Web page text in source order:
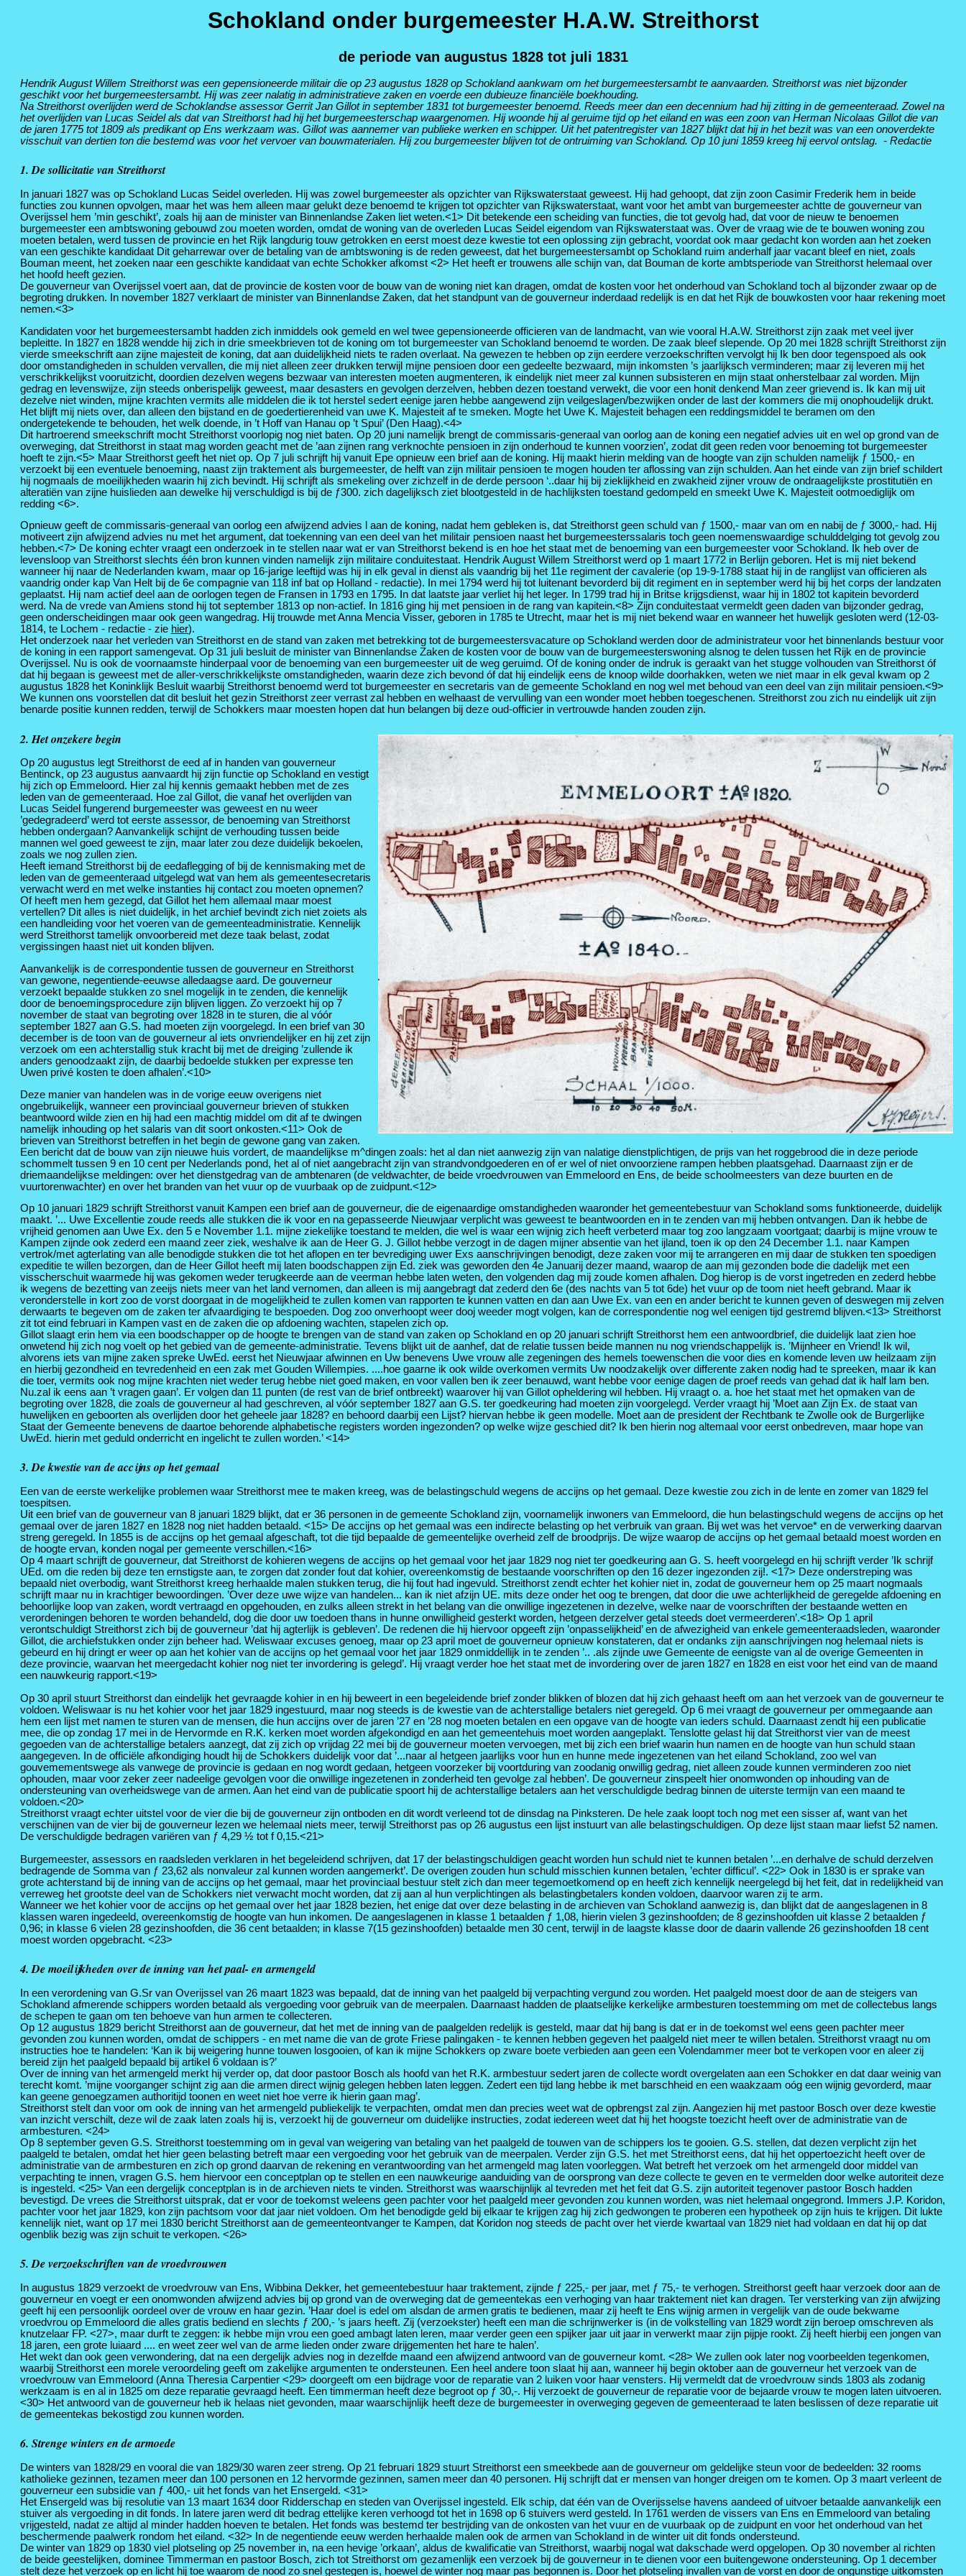
Schokland onder burgemeester H.A.W. Streithorst
de periode van augustus 1828 tot juli 1831
Hendrik August Willem Streithorst was een gepensioneerde militair die op 23 augustus 1828 op Schokland aankwam om het burgemeestersambt te aanvaarden. Streithorst was niet bijzonder
geschikt voor het burgemeestersambt. Hij was zeer nalatig in administratieve zaken en voerde een dubieuze financiële boekhouding.
Na Streithorst overlijden werd de Schoklandse assessor Gerrit Jan Gillot in september 1831 tot burgemeester benoemd. Reeds meer dan een decennium had hij zitting in de gemeenteraad. Zowel na
het overlijden van Lucas Seidel als dat van Streithorst had hij het burgemeesterschap waargenomen. Hij woonde hij al geruime tijd op het eiland en was een zoon van Herman Nicolaas Gillot die van
de jaren 1775 tot 1809 als predikant op Ens werkzaam was. Gillot was aannemer van publieke werken en schipper. Uit het patentregister van 1827 blijkt dat hij in het bezit was van een onoverdekte
visschuit van dertien ton die bestemd was voor het vervoer van bouwmaterialen. Hij zou burgemeester blijven tot de ontruiming van Schokland. Op 10 juni 1859 kreeg hij eervol ontslag. - Redactie
1. De sollicitatie van Streithorst
In januari 1827 was op Schokland Lucas Seidel overleden. Hij was zowel burgemeester als opzichter van Rijkswaterstaat geweest. Hij had gehoopt, dat zijn zoon Casimir Frederik hem in beide
functies zou kunnen opvolgen, maar het was hem alleen maar gelukt deze benoemd te krijgen tot opzichter van Rijkswaterstaat, want voor het ambt van burgemeester achtte de gouverneur van
Overijssel hem ’min geschikt’, zoals hij aan de minister van Binnenlandse Zaken liet weten.<1> Dit betekende een scheiding van functies, die tot gevolg had, dat voor de nieuw te benoemen
burgemeester een ambtswoning gebouwd zou moeten worden, omdat de woning van de overleden Lucas Seidel eigendom van Rijkswaterstaat was. Over de vraag wie de te bouwen woning zou
moeten betalen, werd tussen de provincie en het Rijk langdurig touw getrokken en eerst moest deze kwestie tot een oplossing zijn gebracht, voordat ook maar gedacht kon worden aan het zoeken
van een geschikte kandidaat Dit geharrewar over de betaling van de ambtswoning is de reden geweest, dat het burgemeestersambt op Schokland ruim anderhalf jaar vacant bleef en niet, zoals
Bouman meent, het zoeken naar een geschikte kandidaat van echte Schokker afkomst <2> Het heeft er trouwens alle schijn van, dat Bouman de korte ambtsperiode van Streithorst helemaal over
het hoofd heeft gezien.
De gouverneur van Overijssel voert aan, dat de provincie de kosten voor de bouw van de woning niet kan dragen, omdat de kosten voor het onderhoud van Schokland toch al bijzonder zwaar op de
begroting drukken. In november 1827 verklaart de minister van Binnenlandse Zaken, dat het standpunt van de gouverneur inderdaad redelijk is en dat het Rijk de bouwkosten voor haar rekening moet
nemen.<3>
Kandidaten voor het burgemeestersambt hadden zich inmiddels ook gemeld en wel twee gepensioneerde officieren van de landmacht, van wie vooral H.A.W. Streithorst zijn zaak met veel ijver
bepleitte. In 1827 en 1828 wendde hij zich in drie smeekbrieven tot de koning om tot burgemeester van Schokland benoemd te worden. De zaak bleef slepende. Op 20 mei 1828 schrijft Streithorst zijn
vierde smeekschrift aan zijne majesteit de koning, dat aan duidelijkheid niets te raden overlaat. Na gewezen te hebben op zijn eerdere verzoekschriften vervolgt hij Ik ben door tegenspoed als ook
door omstandigheden in schulden vervallen, die mij niet alleen zeer drukken terwijl mijne pensioen door een gedeelte bezwaard, mijn inkomsten ’s jaarlijksch verminderen; maar zij leveren mij het
verschrikkelijkst vooruitzicht, doordien dezelven wegens bezwaar van interesten moeten augmenteren, ik eindelijk niet meer zal kunnen subsisteren en mijn staat onherstelbaar zal worden. Mijn
gedrag en levenswijze, zijn steeds onberispelijk geweest, maar desasters en gevolgen derzelven, hebben dezen toestand verwekt, die voor een honit denkend Man zeer grievend is. Ik kan mij uit
dezelve niet winden, mijne krachten vermits alle middelen die ik tot herstel sedert eenige jaren hebbe aangewend zijn veilgeslagen/bezwijken onder de last der kommers die mij onophoudelijk drukt.
Het blijft mij niets over, dan alleen den bijstand en de goedertierenheid van uwe K. Majesteit af te smeken. Mogte het Uwe K. Majesteit behagen een reddingsmiddel te beramen om den
ondergetekende te behouden, het welk doende, in ’t Hoff van Hanau op ’t Spui’ (Den Haag).<4>
Dit hartroerend smeekschrift mocht Streithorst voorlopig nog niet baten. Op 20 juni namelijk brengt de commissaris-generaal van oorlog aan de koning een negatief advies uit en wel op grond van de
overweging, dat Streithorst in staat mag worden geacht met de ’aan zijnen rang verknochte pensioen in zijn onderhoud te kunnen voorzien’, zodat dit geen reden voor benoeming tot burgemeester
hoeft te zijn.<5> Maar Streithorst geeft het niet op. Op 7 juli schrijft hij vanuit Epe opnieuw een brief aan de koning. Hij maakt hierin melding van de hoogte van zijn schulden namelijk ƒ 1500,- en
verzoekt bij een eventuele benoeming, naast zijn traktement als burgemeester, de helft van zijn militair pensioen te mogen houden ter aflossing van zijn schulden. Aan het einde van zijn brief schildert
hij nogmaals de moeilijkheden waarin hij zich bevindt. Hij schrijft als smekeling over zichzelf in de derde persoon ‘..daar hij bij zieklijkheid en zwakheid zijner vrouw de ondraagelijkste prostitutiën en
alteratiën van zijne huislieden aan dewelke hij verschuldigd is bij de ƒ300. zich dagelijksch ziet blootgesteld in de hachlijksten toestand gedompeld en smeekt Uwe K. Majesteit ootmoediglijk om
redding <6>.
Opnieuw geeft de commissaris-generaal van oorlog een afwijzend advies l aan de koning, nadat hem gebleken is, dat Streithorst geen schuld van ƒ 1500,- maar van om en nabij de ƒ 3000,- had. Hij
motiveert zijn afwijzend advies nu met het argument, dat toekenning van een deel van het militair pensioen naast het burgemeesterssalaris toch geen noemenswaardige schulddelging tot gevolg zou
hebben.<7> De koning echter vraagt een onderzoek in te stellen naar wat er van Streithorst bekend is en hoe het staat met de benoeming van een burgemeester voor Schokland. Ik heb over de
levensloop van Streithorst slechts één bron kunnen vinden namelijk zijn militaire conduitestaat. Hendrik August Willem Streithorst werd op 1 maart 1772 in Berlijn geboren. Het is mij niet bekend
wanneer hij naar de Nederlanden kwam, maar op 16-jarige leeftijd was hij in elk geval in dienst als vaandrig bij het 11e regiment der cavalerie (op 19-9-1788 staat hij in de ranglijst van officieren als
vaandrig onder kap Van Helt bij de 6e compagnie van 118 inf bat op Holland - redactie). In mei 1794 werd hij tot luitenant bevorderd bij dit regiment en in september werd hij bij het corps der landzaten
geplaatst. Hij nam actief deel aan de oorlogen tegen de Fransen in 1793 en 1795. In dat laatste jaar verliet hij het leger. In 1799 trad hij in Britse krijgsdienst, waar hij in 1802 tot kapitein bevorderd
werd. Na de vrede van Amiens stond hij tot september 1813 op non-actief. In 1816 ging hij met pensioen in de rang van kapitein.<8> Zijn conduitestaat vermeldt geen daden van bijzonder gedrag,
geen onderscheidingen maar ook geen wangedrag. Hij trouwde met Anna Mencia Visser, geboren in 1785 te Utrecht, maar het is mij niet bekend waar en wanneer het huwelijk gesloten werd (12-03-
1814, te Lochem - redactie - zie hier).
Het onderzoek naar het verleden van Streithorst en de stand van zaken met betrekking tot de burgemeestersvacature op Schokland werden door de administrateur voor het binnenlands bestuur voor
de koning in een rapport samengevat. Op 31 juli besluit de minister van Binnenlandse Zaken de kosten voor de bouw van de burgemeesterswoning alsnog te delen tussen het Rijk en de provincie
Overijssel. Nu is ook de voornaamste hinderpaal voor de benoeming van een burgemeester uit de weg geruimd. Of de koning onder de indruk is geraakt van het stugge volhouden van Streithorst óf
dat hij begaan is geweest met de aller-verschrikkelijkste omstandigheden, waarin deze zich bevond óf dat hij eindelijk eens de knoop wilde doorhakken, weten we niet maar in elk geval kwam op 2
augustus 1828 het Koninklijk Besluit waarbij Streithorst benoemd werd tot burgemeester en secretaris van de gemeente Schokland en nog wel met behoud van een deel van zijn militair pensioen.<9>
We kunnen ons voorstellen dat dit besluit het gezin Streithorst zeer verrast zal hebben en welhaast de vervulling van een wonder moet hebben toegeschenen. Streithorst zou zich nu eindelijk uit zijn
benarde positie kunnen redden, terwijl de Schokkers maar moesten hopen dat hun belangen bij deze oud-officier in vertrouwde handen zouden zijn.
2. Het onzekere begin
Op 20 augustus legt Streithorst de eed af in handen van gouverneur
Bentinck, op 23 augustus aanvaardt hij zijn functie op Schokland en vestigt
hij zich op Emmeloord. Hier zal hij kennis gemaakt hebben met de zes
leden van de gemeenteraad. Hoe zal Gillot, die vanaf het overlijden van
Lucas Seidel fungerend burgemeester was geweest en nu weer
’gedegradeerd’ werd tot eerste assessor, de benoeming van Streithorst
hebben ondergaan? Aanvankelijk schijnt de verhouding tussen beide
mannen wel goed geweest te zijn, maar later zou deze duidelijk bekoelen,
zoals we nog zullen zien.
Heeft iemand Streithorst bij de eedaflegging of bij de kennismaking met de
leden van de gemeenteraad uitgelegd wat van hem als gemeentesecretaris
verwacht werd en met welke instanties hij contact zou moeten opnemen?
Of heeft men hem gezegd, dat Gillot het hem allemaal maar moest
vertellen? Dit alles is niet duidelijk, in het archief bevindt zich niet zoiets als
een handleiding voor het voeren van de gemeenteadministratie. Kennelijk
werd Streithorst tamelijk onvoorbereid met deze taak belast, zodat
vergissingen haast niet uit konden blijven.
Aanvankelijk is de correspondentie tussen de gouverneur en Streithorst
van gewone, negentiende-eeuwse alledaagse aard. De gouverneur
verzoekt bepaalde stukken zo snel mogelijk in te zenden, die kennelijk
door de benoemingsprocedure zijn blijven liggen. Zo verzoekt hij op 7
november de staat van begroting over 1828 in te sturen, die al vóór
september 1827 aan G.S. had moeten zijn voorgelegd. In een brief van 30
december is de toon van de gouverneur al iets onvriendelijker en hij zet zijn
verzoek om een achterstallig stuk kracht bij met de dreiging ’zullende ik
anders genoodzaakt zijn, de daarbij bedoelde stukken per expresse ten
Uwen privé kosten te doen afhalen’.<10>
Deze manier van handelen was in de vorige eeuw overigens niet
ongebruikelijk, wanneer een provinciaal gouverneur brieven of stukken
beantwoord wilde zien en hij had een machtig middel om dit af te dwingen
namelijk inhouding op het salaris van dit soort onkosten.<11> Ook de
brieven van Streithorst betreffen in het begin de gewone gang van zaken.
Een bericht dat de bouw van zijn nieuwe huis vordert, de maandelijkse m^dingen zoals: het al dan niet aanwezig zijn van nalatige dienstplichtigen, de prijs van het roggebrood die in deze periode
schommelt tussen 9 en 10 cent per Nederlands pond, het al of niet aangebracht zijn van strandvondgoederen en of er wel of niet onvoorziene rampen hebben plaatsgehad. Daarnaast zijn er de
driemaandelijkse meldingen: over het dienstgedrag van de ambtenaren (de veldwachter, de beide vroedvrouwen van Emmeloord en Ens, de beide schoolmeesters van deze buurten en de
vuurtorenwachter) en over het branden van het vuur op de vuurbaak op de zuidpunt.<12>
Op 10 januari 1829 schrijft Streithorst vanuit Kampen een brief aan de gouverneur, die de eigenaardige omstandigheden waaronder het gemeentebestuur van Schokland soms funktioneerde, duidelijk
maakt. ’... Uwe Excellentie zoude reeds alle stukken die ik voor en na gepasseerde Nieuwjaar verplicht was geweest te beantwoorden en in te zenden van mij hebben ontvangen. Dan ik hebbe de
vrijheid genomen aan Uwe Ex. den 5 e November 1.1. mijne ziekelijke toestand te melden, die wel is waar een wijnig zich heeft verbeterd maar tog zoo langzaam voortgaat; daarbij is mijne vrouw te
Kampen zijnde ook zederd een maand zeer ziek, weshalve ik aan de Heer G. J. Gillot hebbe verzogt in de dagen mijner absentie van het ijland, toen ik op den 24 December 1.1. naar Kampen
vertrok/met agterlating van alle benodigde stukken die tot het aflopen en ter bevrediging uwer Exs aanschrijvingen benodigt, deze zaken voor mij te arrangeren en mij daar de stukken ten spoedigen
expeditie te willen bezorgen, dan de Heer Gillot heeft mij laten boodschappen zijn Ed. ziek was geworden den 4e Januarij dezer maand, waarop de aan mij gezonden bode die dadelijk met een
visscherschuit waarmede hij was gekomen weder terugkeerde aan de veerman hebbe laten weten, den volgenden dag mij zoude komen afhalen. Dog hierop is de vorst ingetreden en zederd hebbe
ik wegens de bezetting van zeeijs niets meer van het land vernomen, dan alleen is mij aangebragt dat zederd den 6e (des nachts van 5 tot 6de) het vuur op de toom niet heeft gebrand. Maar ik
veronderstelle in kort zoo de vorst doorgaat in de mogelijkheid te zullen komen van rapporten te kunnen vatten en dan aan Uwe Ex. van een en ander bericht te kunnen geven of deswegen mij zelven
derwaarts te begeven om de zaken ter afvaardiging te bespoeden. Dog zoo onverhoopt weer dooj weeder mogt volgen, kan de correspondentie nog wel eenigen tijd gestremd blijven.<13> Streithorst
zit tot eind februari in Kampen vast en de zaken die op afdoening wachten, stapelen zich op.
Gillot slaagt erin hem via een boodschapper op de hoogte te brengen van de stand van zaken op Schokland en op 20 januari schrijft Streithorst hem een antwoordbrief, die duidelijk laat zien hoe
onwetend hij zich nog voelt op het gebied van de gemeente-administratie. Tevens blijkt uit de aanhef, dat de relatie tussen beide mannen nu nog vriendschappelijk is. ’Mijnheer en Vriend! Ik wil,
alvorens iets van mijne zaken spreke UwEd. eerst het Nieuwjaar afwinnen en Uw benevens Uwe vrouw alle zegeningen des hemels toewenschen die voor dies en komende leven uw heilzaam zijn
en hierbij gezondheid en tevredenheid en een zak met Gouden Willempies. ....hoe gaarne ik ook wilde overkomen vermits Uw noodzakelijk over differente zaken nodig had te spreeken, maar ik kan
die toer, vermits ook nog mijne krachten niet weder terug hebbe niet goed maken, en voor vallen ben ik zeer benauwd, want hebbe voor eenige dagen de proef reeds van gehad dat ik half lam ben.
Nu.zal ik eens aan ’t vragen gaan’. Er volgen dan 11 punten (de rest van de brief ontbreekt) waarover hij van Gillot opheldering wil hebben. Hij vraagt o. a. hoe het staat met het opmaken van de
begroting over 1828, die zoals de gouverneur al had geschreven, al vóór september 1827 aan G.S. ter goedkeuring had moeten zijn voorgelegd. Verder vraagt hij ’Moet aan Zijn Ex. de staat van
huwelijken en geboorten als overlijden door het geheele jaar 1828? en behoord daarbij een Lijst? hiervan hebbe ik geen modelle. Moet aan de president der Rechtbank te Zwolle ook de Burgerlijke
Staat der Gemeente benevens de daartoe behorende alphabetische registers worden ingezonden? op welke wijze geschied dit? Ik ben hierin nog altemaal voor eerst onbedreven, maar hope van
UwEd. hierin met geduld onderricht en ingelicht te zullen worden.’ <14>
3. De kwestie van de accijns op het gemaal
Een van de eerste werkelijke problemen waar Streithorst mee te maken kreeg, was de belastingschuld wegens de accijns op het gemaal. Deze kwestie zou zich in de lente en zomer van 1829 fel
toespitsen.
Uit een brief van de gouverneur van 8 januari 1829 blijkt, dat er 36 personen in de gemeente Schokland zijn, voornamelijk inwoners van Emmeloord, die hun belastingschuld wegens de accijns op het
gemaal over de jaren 1827 en 1828 nog niet hadden betaald. <15> De accijns op het gemaal was een indirecte belasting op het verbruik van graan. Bij wet was het vervoe* en de verwerking daarvan
streng geregeld. In 1855 is de accijns op het gemaal afgeschaft, tot die tijd bepaalde de gemeentelijke overheid zelf de broodprijs. De wijze waarop de accijns op het gemaal betaald moest worden en
de hoogte ervan, konden nogal per gemeente verschillen.<16>
Op 4 maart schrijft de gouverneur, dat Streithorst de kohieren wegens de accijns op het gemaal voor het jaar 1829 nog niet ter goedkeuring aan G. S. heeft voorgelegd en hij schrijft verder ’Ik schrijf
UEd. om die reden bij deze ten ernstigste aan, te zorgen dat zonder fout dat kohier, overeenkomstig de bestaande voorschriften op den 16 dezer ingezonden zij!. <17> Deze onderstreping was
bepaald niet overbodig, want Streithorst kreeg herhaalde malen stukken terug, die hij fout had ingevuld. Streithorst zendt echter het kohier niet in, zodat de gouverneur hem op 25 maart nogmaals
schrijft maar nu in krachtiger bewoordingen. ’Over deze uwe wijze van handelen... kan ik niet afzijn UE. mits deze onder het oog te brengen, dat door die uwe achterlijkheid de geregelde afdoening en
behoorlijke loop van zaken, wordt vertraagd en opgehouden, en zulks alleen strekt in het belang van die onwillige ingezetenen in dezelve, welke naar de voorschriften der bestaande wetten en
verordeningen behoren te worden behandeld, dog die door uw toedoen thans in hunne onwilligheid gesterkt worden, hetgeen derzelver getal steeds doet vermeerderen’.<18> Op 1 april
verontschuldigt Streithorst zich bij de gouverneur ’dat hij agterlijk is gebleven’. De redenen die hij hiervoor opgeeft zijn ’onpasselijkheid’ en de afwezigheid van enkele gemeenteraadsleden, waaronder
Gillot, die archiefstukken onder zijn beheer had. Weliswaar excuses genoeg, maar op 23 april moet de gouverneur opnieuw konstateren, dat er ondanks zijn aanschrijvingen nog helemaal niets is
gebeurd en hij dringt er weer op aan het kohier van de accijns op het gemaal voor het jaar 1829 onmiddellijk in te zenden ’.. .als zijnde uwe Gemeente de eenigste van al de overige Gemeenten in
deze provincie, waarvan het meergedacht kohier nog niet ter invordering is gelegd’. Hij vraagt verder hoe het staat met de invordering over de jaren 1827 en 1828 en eist voor het eind van de maand
een nauwkeurig rapport.<19>
Op 30 april stuurt Streithorst dan eindelijk het gevraagde kohier in en hij beweert in een begeleidende brief zonder blikken of blozen dat hij zich gehaast heeft om aan het verzoek van de gouverneur te
voldoen. Weliswaar is nu het kohier voor het jaar 1829 ingestuurd, maar nog steeds is de kwestie van de achterstallige betalers niet geregeld. Op 6 mei vraagt de gouverneur per ommegaande aan
hem een lijst met namen te sturen van de mensen, die hun accijns over de jaren ’27 en ’28 nog moeten betalen en een opgave van de hoogte van ieders schuld. Daarnaast zendt hij een publicatie
mee, die op zondag 17 mei in de Hervormde en R.K. kerken moet worden afgekondigd en aan het gemeentehuis moet worden aangeplakt. Tenslotte gelast hij dat Streithorst vier van de meest
gegoeden van de achterstallige betalers aanzegt, dat zij zich op vrijdag 22 mei bij de gouverneur moeten vervoegen, met bij zich een brief waarin hun namen en de hoogte van hun schuld staan
aangegeven. In de officiële afkondiging houdt hij de Schokkers duidelijk voor dat ’...naar al hetgeen jaarlijks voor hun en hunne mede ingezetenen van het eiland Schokland, zoo wel van
gouvemementswege als vanwege de provincie is gedaan en nog wordt gedaan, hetgeen voorzeker bij voortduring van zoodanig onwillig gedrag, niet alleen zoude kunnen verminderen zoo niet
ophouden, maar voor zeker zeer nadeelige gevolgen voor die onwillige ingezetenen in zonderheid ten gevolge zal hebben’. De gouverneur zinspeelt hier onomwonden op inhouding van de
ondersteuning van overheidswege van de armen. Aan het eind van de publicatie spoort hij de achterstallige betalers aan het verschuldigde bedrag binnen de uiterste termijn van een maand te
voldoen.<20>
Streithorst vraagt echter uitstel voor de vier die bij de gouverneur zijn ontboden en dit wordt verleend tot de dinsdag na Pinksteren. De hele zaak loopt toch nog met een sisser af, want van het
verschijnen van de vier bij de gouverneur lezen we helemaal niets meer, terwijl Streithorst pas op 26 augustus een lijst instuurt van alle belastingschuldigen. Op deze lijst staan maar liefst 52 namen.
De verschuldigde bedragen variëren van ƒ 4,29 ½ tot f 0,15.<21>
Burgemeester, assessors en raadsleden verklaren in het begeleidend schrijven, dat 17 der belastingschuldigen geacht worden hun schuld niet te kunnen betalen ’...en derhalve de schuld derzelven
bedragende de Somma van ƒ 23,62 als nonvaleur zal kunnen worden aangemerkt’. De overigen zouden hun schuld misschien kunnen betalen, ’echter difficul’. <22> Ook in 1830 is er sprake van
grote achterstand bij de inning van de accijns op het gemaal, maar het provinciaal bestuur stelt zich dan meer tegemoetkomend op en heeft zich kennelijk neergelegd bij het feit, dat in redelijkheid van
verreweg het grootste deel van de Schokkers niet verwacht mocht worden, dat zij aan al hun verplichtingen als belastingbetalers konden voldoen, daarvoor waren zij te arm.
Wanneer we het kohier voor de accijns op het gemaal over het jaar 1828 bezien, het enige dat over deze belasting in de archieven van Schokland aanwezig is, dan blijkt dat de aangeslagenen in 8
klassen waren ingedeeld, overeenkomstig de hoogte van hun inkomen. De aangeslagenen in klasse 1 betaalden ƒ 1,08, hierin vielen 3 gezinshoofden; de 8 gezinshoofden uit klasse 2 betaalden ƒ
0,96; in klasse 6 vielen 28 gezinshoofden, die 36 cent betaalden; in klasse 7(15 gezinshoofden) betaalde men 30 cent, terwijl in de laagste klasse door de daarin vallende 26 gezinshoofden 18 cent
moest worden opgebracht. <23>
4. De moeilijkheden over de inning van het paal- en armengeld
In een verordening van G.Sr van Overijssel van 26 maart 1823 was bepaald, dat de inning van het paalgeld bij verpachting vergund zou worden. Het paalgeld moest door de aan de steigers van
Schokland afmerende schippers worden betaald als vergoeding voor gebruik van de meerpalen. Daarnaast hadden de plaatselijke kerkelijke armbesturen toestemming om met de collectebus langs
de schepen te gaan om ten behoeve van hun armen te collecteren.
Op 12 augustus 1829 bericht Streithorst aan de gouverneur, dat het met de inning van de paalgelden redelijk is gesteld, maar dat hij bang is dat er in de toekomst wel eens geen pachter meer
gevonden zou kunnen worden, omdat de schippers - en met name die van de grote Friese palingaken - te kennen hebben gegeven het paalgeld niet meer te willen betalen. Streithorst vraagt nu om
instructies hoe te handelen: ‘Kan ik bij weigering hunne touwen losgooien, of kan ik mijne Schokkers op zware boete verbieden aan geen een Volendammer meer bot te verkopen voor en aleer zij
bereid zijn het paalgeld bepaald bij artikel 6 voldaan is?’
Over de inning van het armengeld merkt hij verder op, dat door pastoor Bosch als hoofd van het R.K. armbestuur sedert jaren de collecte wordt overgelaten aan een Schokker en dat daar weinig van
terecht komt. ’mijne voorganger schijnt zig aan die armen direct wijnig gelegen hebben laten leggen. Zedert een tijd lang hebbe ik met barschheid en een waakzaam oóg een wijnig gevorderd, maar
kan geene genoegzamen authoritijd toonen en weet niet hoe verre ik hierin gaan mag’.
Streithorst stelt dan voor om ook de inning van het armengeld publiekelijk te verpachten, omdat men dan precies weet wat de opbrengst zal zijn. Aangezien hij met pastoor Bosch over deze kwestie
van inzicht verschilt, deze wil de zaak laten zoals hij is, verzoekt hij de gouverneur om duidelijke instructies, zodat iedereen weet dat hij het hoogste toezicht heeft over de administratie van de
armbesturen. <24>
Op 8 september geven G.S. Streithorst toestemming om in geval van weigering van betaling van het paalgeld de touwen van de schippers los te gooien. G.S. stellen, dat dezen verplicht zijn het
paalgeld te betalen, omdat het hier geen belasting betreft maar een vergoeding voor het gebruik van de meerpalen. Verder zijn G.S. het met Streithorst eens, dat hij het oppertoezicht heeft over de
administratie van de armbesturen en zich op grond daarvan de rekening en verantwoording van het armengeld mag laten voorleggen. Wat betreft het verzoek om het armengeld door middel van
verpachting te innen, vragen G.S. hem hiervoor een conceptplan op te stellen en een nauwkeurige aanduiding van de oorsprong van deze collecte te geven en te vermelden door welke autoriteit deze
is ingesteld. <25> Van een dergelijk conceptplan is in de archieven niets te vinden. Streithorst was waarschijnlijk al tevreden met het feit dat G.S. zijn autoriteit tegenover pastoor Bosch hadden
bevestigd. De vrees die Streithorst uitsprak, dat er voor de toekomst weleens geen pachter voor het paalgeld meer gevonden zou kunnen worden, was niet helemaal ongegrond. Immers J.P. Koridon,
pachter voor het jaar 1829, kon zijn pachtsom voor dat jaar niet voldoen. Om het benodigde geld bij elkaar te krijgen zag hij zich gedwongen te proberen een hypotheek op zijn huis te krijgen. Dit lukte
kennelijk niet, want op 17 mei 1830 bericht Streithorst aan de gemeenteontvanger te Kampen, dat Koridon nog steeds de pacht over het vierde kwartaal van 1829 niet had voldaan en dat hij op dat
ogenblik bezig was zijn schuit te verkopen. <26>
5. De verzoekschriften van de vroedvrouwen
In augustus 1829 verzoekt de vroedvrouw van Ens, Wibbina Dekker, het gemeentebestuur haar traktement, zijnde ƒ 225,- per jaar, met ƒ 75,- te verhogen. Streithorst geeft haar verzoek door aan de
gouverneur en voegt er een onomwonden afwijzend advies bij op grond van de overweging dat de gemeentekas een verhoging van haar traktement niet kan dragen. Ter versterking van zijn afwijzing
geeft hij een persoonlijk oordeel over de vrouw en haar gezin. ’Haar doel is edel om alsdan de armen gratis te bedienen, maar zij heeft te Ens wijnig armen in vergelijk van de oude bekwame
vroedvrou op Emmeloord die alles gratis bediend en slechts ƒ 200,- ’s jaars heeft. Zij (verzoekster) heeft een man die schrijnwerker is (in de volkstelling van 1829 wordt zijn beroep omschreven als
knutzelaar FP. <27>, maar durft te zeggen: ik hebbe mijn vrou een goed ambagt laten leren, maar verder geen een spijker jaar uit jaar in verwerkt maar zijn pijpje rookt. Zij heeft hierbij een jongen van
18 jaren, een grote luiaard .... en weet zeer wel van de arme lieden onder zware drijgementen het hare te halen’.
Het wekt dan ook geen verwondering, dat na een dergelijk advies nog in dezelfde maand een afwijzend antwoord van de gouverneur komt. <28> We zullen ook later nog voorbeelden tegenkomen,
waarbij Streithorst een morele veroordeling geeft om zakelijke argumenten te ondersteunen. Een heel andere toon slaat hij aan, wanneer hij begin oktober aan de gouverneur het verzoek van de
vroedvrouw van Emmeloord (Anna Theresia Carpentier <29> doorgeeft om een bijdrage voor de reparatie van 2 luiken voor haar vensters. Hij vermeldt dat de vroedvrouw sinds 1803 als zodanig
werkzaam is en al in 1825 om deze reparatie gevraagd heeft. Een timmerman heeft deze begroot op ƒ 30,-. Hij verzoekt de gouverneur de reparatie voor de bejaarde vrouw te mogen laten uitvoeren.
<30> Het antwoord van de gouverneur heb ik helaas niet gevonden, maar waarschijnlijk heeft deze de burgemeester in overweging gegeven de gemeenteraad te laten beslissen of deze reparatie uit
de gemeentekas bekostigd zou kunnen worden.
6. Strenge winters en de armoede
De winters van 1828/29 en vooral die van 1829/30 waren zeer streng. Op 21 februari 1829 stuurt Streithorst een smeekbede aan de gouverneur om geldelijke steun voor de bedeelden: 32 rooms
katholieke gezinnen, tezamen meer dan 100 personen en 12 hervormde gezinnen, samen meer dan 40 personen. Hij schrijft dat er mensen van honger dreigen om te komen. Op 3 maart verleent de
gouverneur een subsidie van ƒ 400,- uit het fonds van het Ensergeld. <31>
Het Ensergeld was bij resolutie van 13 maart 1634 door Ridderschap en steden van Overijssel ingesteld. Elk schip, dat één van de Overijsselse havens aandeed of uitvoer betaalde aanvankelijk een
stuiver als vergoeding in dit fonds. In latere jaren werd dit bedrag ettelijke keren verhoogd tot het in 1698 op 6 stuivers werd gesteld. In 1761 werden de vissers van Ens en Emmeloord van betaling
vrijgesteld, nadat ze altijd al minder hadden hoeven te betalen. Het fonds was bestemd ter bestrijding van de onkosten van het vuur en de vuurbaak op de zuidpunt en voor het onderhoud van het
beschermende paalwerk rondom het eiland. <32> In de negentiende eeuw werden herhaalde malen ook de armen van Schokland in de winter uit dit fonds ondersteund.
De winter van 1829 op 1830 viel plotseling op 25 november in, na een hevige ’orkaan’, aldus de kwalificatie van Streithorst, waarbij nogal wat dakschade werd opgelopen. Op 30 november al richten
de beide geestelijken, dominee Timmerman en pastoor Bosch, zich tot Streithorst om gezamenlijk een verzoek bij de gouverneur in te dienen voor een buitengewone ondersteuning. Op 1 december
stelt deze het verzoek op en licht hij toe waarom de nood zo snel gestegen is, hoewel de winter nog maar pas begonnen is. Door het plotseling invallen van de vorst en door de ongunstige uitkomsten